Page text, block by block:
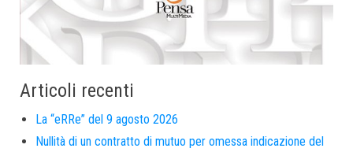
Articoli recenti
La “eRRe” del 9 agosto 2026
Nullità di un contratto di mutuo per omessa indicazione del